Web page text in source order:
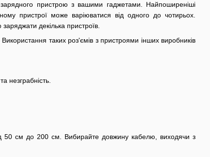
зарядного пристрою з вашими гаджетами. Найпоширеніші
пристрої може варіюватися від одного до чотирьох.
декілька пристроїв.
таких роз'ємів з пристроями інших виробників
незграбність.
50 см до 200 см. Вибирайте довжину кабелю, виходячи з